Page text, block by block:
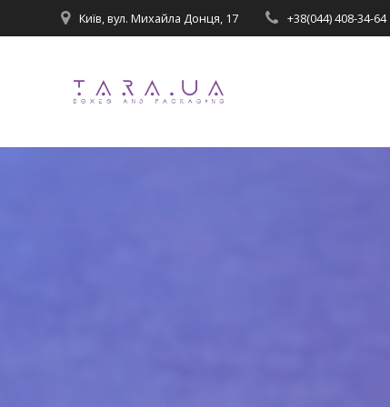
Перейти
до
Київ, вул. Михайла Донця, 17 +38(044) 408-34-64